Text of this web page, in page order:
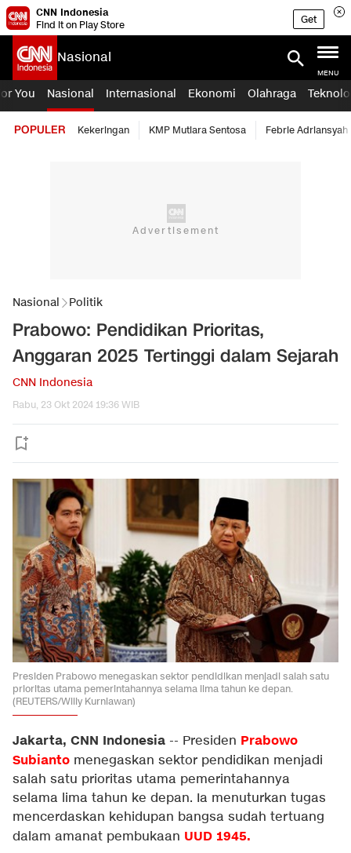
CNN Indonesia
Find it on Play Store
Get
Nasional
MENU
You Nasional Internasional Ekonomi Olahraga
POPULER Kekeringan KMP Mutiara Sentosa Febrie Adriansyah
Nasional Politik
Prabowo: Pendidikan Prioritas,
Anggaran 2025 Tertinggi dalam Sejarah
CNN Indonesia
Rabu, 23 Okt 2024 19:36 WIB
Presiden Prabowo menegaskan sektor pendidikan menjadi salah satu
prioritas utama pemerintahannya selama lima tahun ke depan.
(REUTERS/Willy Kurniawan)
Jakarta, CNN Indonesia -- Presiden Prabowo
Subianto menegaskan sektor pendidikan menjadi
salah satu prioritas utama pemerintahannya
selama lima tahun ke depan. Ia menuturkan tugas
mencerdaskan kehidupan bangsa sudah tertuang
dalam amanat pembukaan UUD 1945.